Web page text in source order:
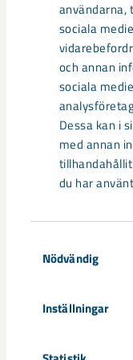
användarna,
sociala
och annan
sociala
Dessa kan i
med annan
du har
Nödvändig
Inställningar
Johannes
Lövberga
Ishallen
Furuvägen 8, 9,
26 och